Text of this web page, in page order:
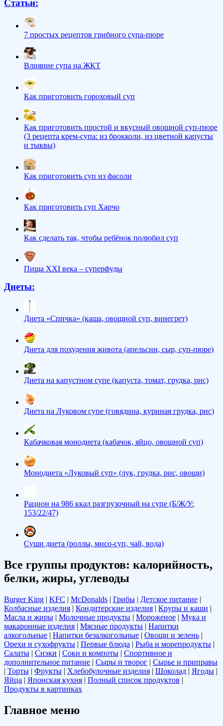
Статьи:
7 простых рецептов грибного супа-пюре
Влияние супа на ЖКТ
Как приготовить гороховый суп
Как приготовить простой и вкусный овощной суп-пюре
(3 рецепта крем-супа: из брокколи, из цветной капусты
и тыквы)
Как приготовить суп из фасоли
Как приготовить суп Харчо
Как сделать так, чтобы ребёнок полюбил суп
Пища XXI века – суперфуды
Диеты:
Диета «Спичка» (каша, овощной суп, винегрет)
Диета для похудения живота (апельсин, сыр, суп-пюре)
Диета на капустном супе (капуста, томат, грудка, рис)
Диета на Луковом супе (говядина, куриная грудка, рис)
Кабачковая монодиета (кабачок, яйцо, овощной суп)
Монодиета «Луковый суп» (лук, грудка, рис, овощи)
Рацион на 986 ккал разгрузочный на супе (Б/Ж/У:
153/22/47)
Суши диета (роллы, мисо-суп, чай, вода)
Все группы продуктов: калорийность,
белки, жиры, углеводы
Burger King | KFC | McDonalds | Грибы | Детское питание |
Колбасные изделия | Кондитерские изделия | Крупы и каши |
Масла и жиры | Молочные продукты | Мороженое | Мука и
макаронные изделия | Мясные продукты | Напитки
алкогольные | Напитки безалкогольные | Овощи и зелень |
Орехи и сухофрукты | Первые блюда | Рыба и морепродукты |
Салаты | Снэки | Соки и компоты | Спортивное и
дополнительное питание | Сыры и творог | Сырье и приправы
| Торты | Фрукты | Хлебобулочные изделия | Шоколад | Ягоды |
Яйца | Японская кухня | Полный список продуктов |
Продукты в картинках
Главное меню